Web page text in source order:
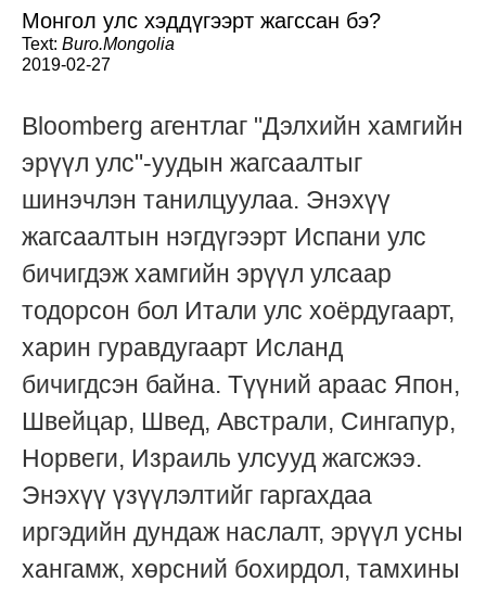
Монгол улс хэддүгээрт жагссан бэ?
Text: Buro.Mongolia
2019-02-27
Bloomberg aгентлаг "Дэлхийн хамгийн
эрүүл улс"-уудын жагсаалтыг
шинэчлэн танилцуулаа. Энэхүү
жагсаалтын нэгдүгээрт Испани улс
бичигдэж хамгийн эрүүл улсаар
тодорсон бол Итали улс хоёрдугаарт,
харин гуравдугаарт Исланд
бичигдсэн байна. Түүний араас Япон,
Швейцар, Швед, Австрали, Сингапур,
Норвеги, Израиль улсууд жагсжээ.
Энэхүү үзүүлэлтийг гаргахдаа
иргэдийн дундаж наслалт, эрүүл усны
хангамж, хөрсний бохирдол, тамхины